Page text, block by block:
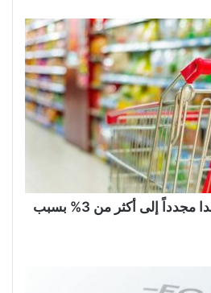
ارتفاع التضخم في هولندا مجدداً إلى أكثر من 3% بسبب